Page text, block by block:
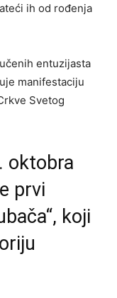
ih od rođenja
entuzijasta
manifestaciju
Svetog
oktobra
prvi
koji